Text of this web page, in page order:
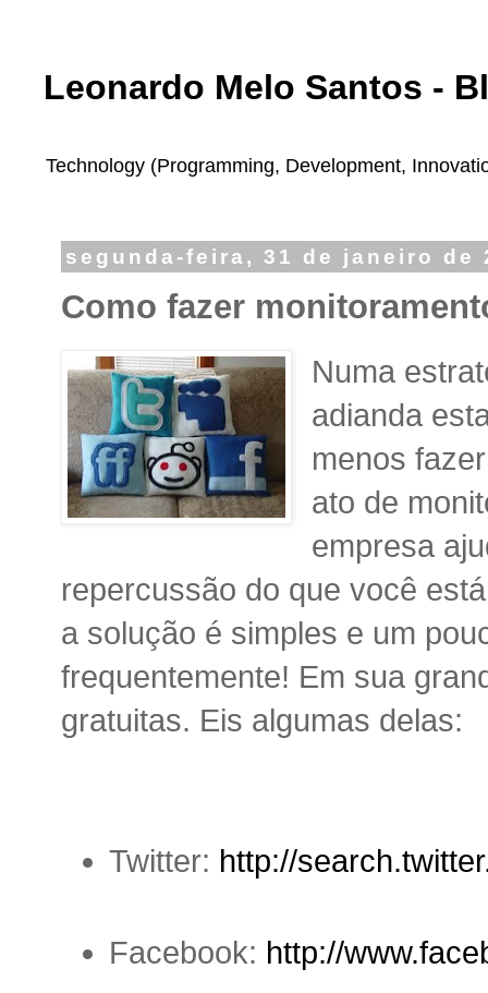
Leonardo Melo Santos -
Technology (Programming, Development,
segunda-feira, 31 de janeiro de
Como fazer
Numa
adianda
menos
ato de
empresa
repercussão do que você
a solução é simples e um
frequentemente! Em sua
gratuitas. Eis algumas delas:
Twitter: http://
Facebook: http://